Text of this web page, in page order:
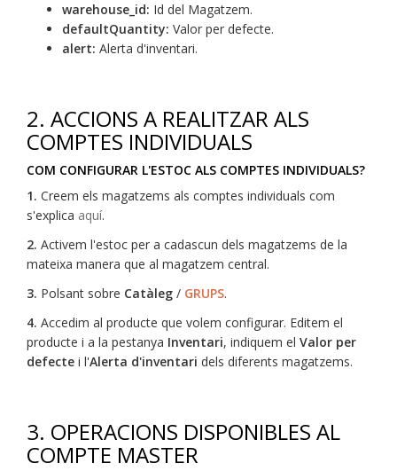
warehouse_id: Id del Magatzem.
defaultQuantity: Valor per defecte.
alert: Alerta d'inventari.
2. ACCIONS A REALITZAR ALS
COMPTES INDIVIDUALS
COM CONFIGURAR L'ESTOC ALS COMPTES INDIVIDUALS?
1. Creem els magatzems als comptes individuals com
s'explica aquí.
2. Activem l'estoc per a cadascun dels magatzems de la
mateixa manera que al magatzem central.
3. Polsant sobre Catàleg / GRUPS.
4. Accedim al producte que volem configurar. Editem el
producte i a la pestanya Inventari, indiquem el Valor per
defecte i l'Alerta d'inventari dels diferents magatzems.
3. OPERACIONS DISPONIBLES AL
COMPTE MASTER